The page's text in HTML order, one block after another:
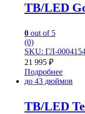
TB/LED
0 out of 5
(0)
SKU: ГЛ-
21 995 ₽
Подробнее
до 43 дюймов
TB/LED